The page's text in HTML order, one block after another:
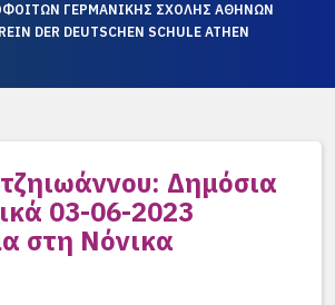
ΓΕΡΜΑΝΙΚΗΣ ΣΧΟΛΗΣ ΑΘΗΝΩΝ
DER DEUTSCHEN SCHULE ATHEN
Δημόσια
03-06-2023
στη Νόνικα